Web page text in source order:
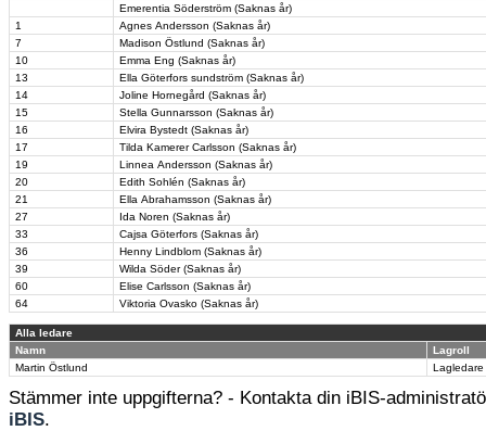
Emerentia Söderström (Saknas år)
1
Agnes Andersson (Saknas år)
7
Madison Östlund (Saknas år)
10
Emma Eng (Saknas år)
13
Ella Göterfors sundström (Saknas år)
14
Joline Hornegård (Saknas år)
15
Stella Gunnarsson (Saknas år)
16
Elvira Bystedt (Saknas år)
17
Tilda Kamerer Carlsson (Saknas år)
19
Linnea Andersson (Saknas år)
20
Edith Sohlén (Saknas år)
21
Ella Abrahamsson (Saknas år)
27
Ida Noren (Saknas år)
33
Cajsa Göterfors (Saknas år)
36
Henny Lindblom (Saknas år)
39
Wilda Söder (Saknas år)
60
Elise Carlsson (Saknas år)
64
Viktoria Ovasko (Saknas år)
Alla ledare
Namn
Lagroll
Martin Östlund
Lagledare
Stämmer inte uppgifterna? - Kontakta din iBIS-
iBIS.